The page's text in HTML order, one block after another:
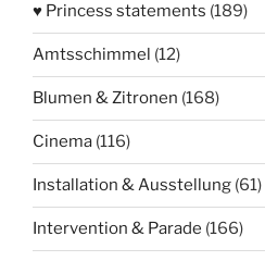
♥ Princess statements (189)
Amtsschimmel (12)
Blumen & Zitronen (168)
Cinema (116)
Installation & Ausstellung (61)
Intervention & Parade (166)